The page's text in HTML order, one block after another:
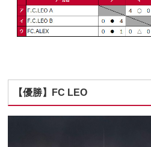
【優勝】FC LEO